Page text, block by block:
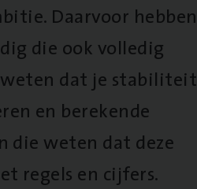
Daarvoor hebben
die ook volledig
dat je stabiliteit
en berekende
die weten dat deze
regels en cijfers.